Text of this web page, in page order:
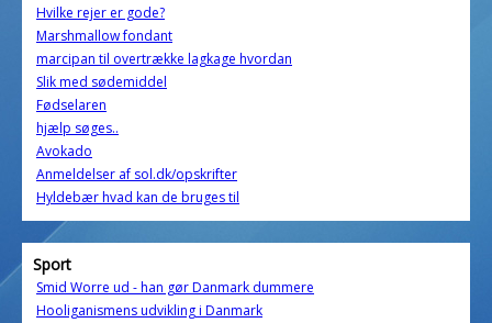
Hvilke rejer er gode?
Marshmallow fondant
marcipan til overtrække lagkage hvordan
Slik med sødemiddel
Fødselaren
hjælp søges..
Avokado
Anmeldelser af sol.dk/opskrifter
Hyldebær hvad kan de bruges til
Sport
Smid Worre ud - han gør Danmark dummere
Hooliganismens udvikling i Danmark